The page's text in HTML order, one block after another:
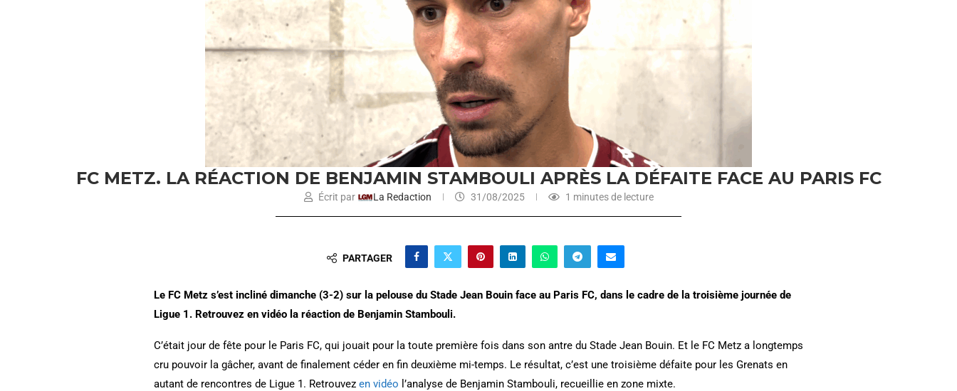
FC METZ. LA RÉACTION DE BENJAMIN STAMBOULI APRÈS LA DÉFAITE FACE AU PARIS FC
Écrit par La Redaction 31/08/2025 1 minutes de lecture
PARTAGER
Le FC Metz s’est incliné dimanche (3-2) sur la pelouse du Stade Jean Bouin face au Paris FC, dans le cadre de la troisième journée de
Ligue 1. Retrouvez en vidéo la réaction de Benjamin Stambouli.
C’était jour de fête pour le Paris FC, qui jouait pour la toute première fois dans son antre du Stade Jean Bouin. Et le FC Metz a longtemps
cru pouvoir la gâcher, avant de finalement céder en fin deuxième mi-temps. Le résultat, c’est une troisième défaite pour les Grenats en
autant de rencontres de Ligue 1. Retrouvez en vidéo l’analyse de Benjamin Stambouli, recueillie en zone mixte.